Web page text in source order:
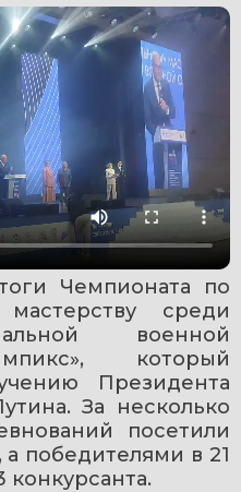
Чемпионата по
мастерству среди
военной
который
Президента
За несколько
посетили
победителями в 21
конкурсанта.